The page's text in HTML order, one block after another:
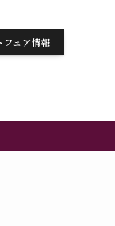
問い合わせ
フェア情報